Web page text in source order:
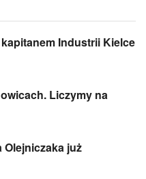
Industrii Kielce
Liczymy na
Olejniczaka już